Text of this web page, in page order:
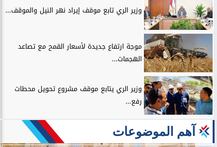
وزير الري تابع موقف إيراد نهر النيل والموقف...
موجة ارتفاع جديدة لأسعار القمح مع تصاعد
الهجمات...
وزير الري يتابع موقف مشروع تحويل محطات
رفع...
آهم الموضوعات